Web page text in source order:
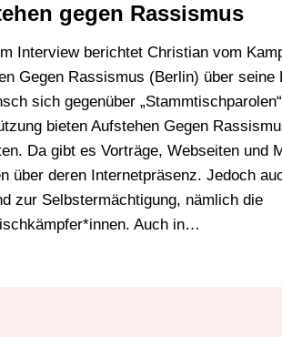
gegen Rassismus
Interview berichtet Christian vom
Gegen Rassismus (Berlin) über seine
sich gegenüber
bieten Aufstehen Gegen
Da gibt es Vorträge, Webseiten und
über deren Internetpräsenz. Jedoch
zur Selbstermächtigung, nämlich die
Auch in…